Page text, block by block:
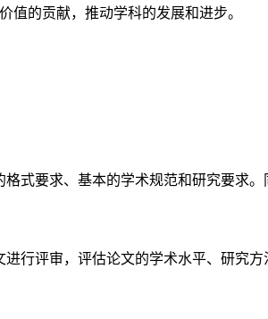
值的贡献，推动学科的发展和进步。
式要求、基本的学术规范和研究要求
行评审，评估论文的学术水平、研究